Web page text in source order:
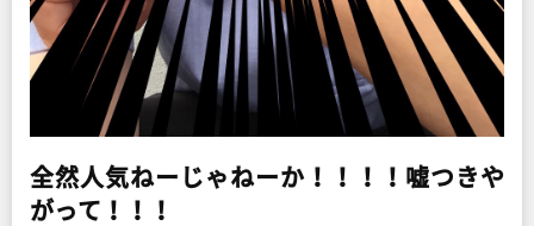
全然人気ねーじゃねーか！！！！嘘つきや
がって！！！